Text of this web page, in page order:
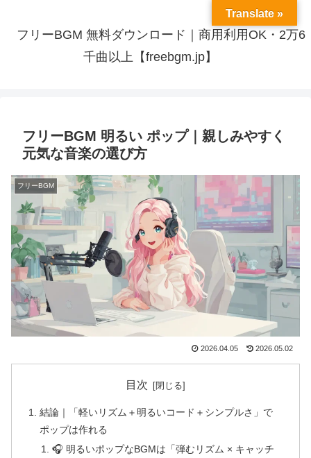
フリーBGM 無料ダウンロード｜商用利用OK・2万6
千曲以上【freebgm.jp】
フリーBGM 明るい ポップ｜親しみやすく
元気な音楽の選び方
フリーBGM
2026.04.05 2026.05.02
目次
結論｜「軽いリズム＋明るいコード＋シンプルさ」で
ポップは作れる
🎧 明るいポップなBGMは「弾むリズム × キャッチ
Translate »